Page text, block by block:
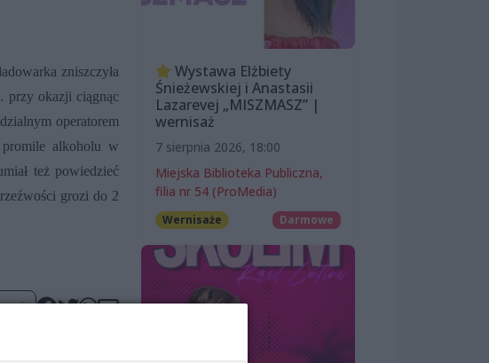
zniszczyła
przy okazji ciągnąc
operatorem
promile alkoholu w
też powiedzieć
grozi do 2
Wystawa Elżbiety
Śnieżewskiej i Anastasii
Lazarevej „MISZMASZ” |
wernisaż
7 sierpnia 2026, 18:00
Miejska Biblioteka Publiczna,
filia nr 54 (ProMedia)
Wernisaże Darmowe